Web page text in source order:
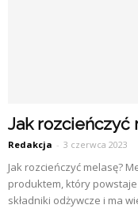
Jak rozcieńczyć
Redakcja - 3 czerwca 2023
Jak rozcieńczyć melasę?
produktem, który
składniki odżywcze i ma